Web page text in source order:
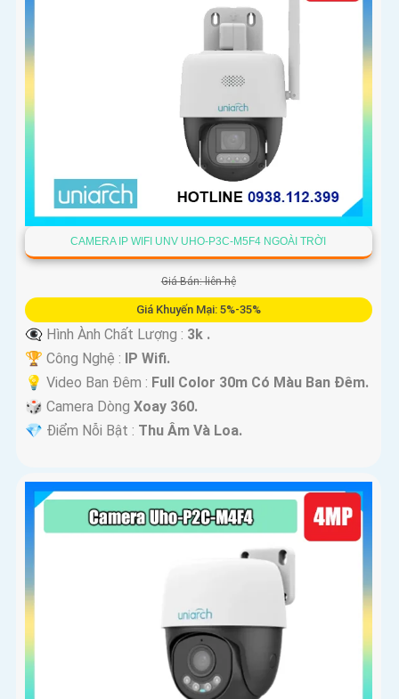
CAMERA IP WIFI UNV UHO-P3C-M5F4 NGOÀI TRỜI
Giá Bán: liên hệ
Giá Khuyến Mại: 5%-35%
👁️‍🗨 Hình Ành Chất Lượng : 3k .
🏆 Công Nghệ : IP Wifi.
💡 Video Ban Đêm : Full Color 30m Có Màu Ban Ðêm.
🎲 Camera Dòng Xoay 360.
️💎 Điểm Nỗi Bật : Thu Âm Và Loa.